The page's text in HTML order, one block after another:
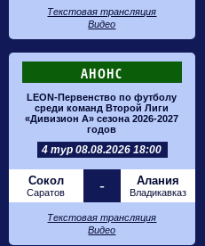
Текстовая трансляция
Видео
АНОНС
LEON-Первенство по футболу
среди команд Второй Лиги
«Дивизион А» сезона 2026-2027
годов
4 тур 08.08.2026 18:00
Сокол
Саратов - Алания
Владикавказ
Текстовая трансляция
Видео